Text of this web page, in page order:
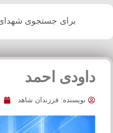
برای جستجوی شهدای
داودی احمد
نویسنده: فرزندان شاهد